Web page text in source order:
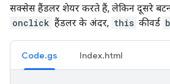
सक्सेस हैंडलर शेयर करते हैं, लेकिन दूसरे बटन
onclick हैंडलर के अंदर, this कीवर्ड
Code.gs Index.html